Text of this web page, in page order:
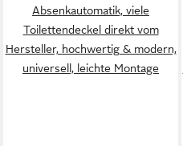
Absenkautomatik, viele
Toilettendeckel direkt vom
Hersteller, hochwertig & modern,
universell, leichte Montage